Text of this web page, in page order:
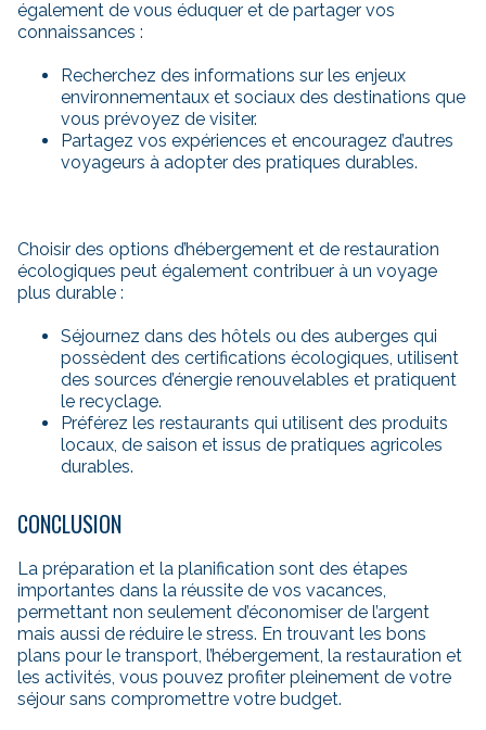
également de vous éduquer et de partager vos
connaissances :
Recherchez des informations sur les enjeux
environnementaux et sociaux des destinations que
vous prévoyez de visiter.
Partagez vos expériences et encouragez d’autres
voyageurs à adopter des pratiques durables.
Choisir des options d’hébergement et de restauration
écologiques peut également contribuer à un voyage
plus durable :
Séjournez dans des hôtels ou des auberges qui
possèdent des certifications écologiques, utilisent
des sources d’énergie renouvelables et pratiquent
le recyclage.
Préférez les restaurants qui utilisent des produits
locaux, de saison et issus de pratiques agricoles
durables.
CONCLUSION
La préparation et la planification sont des étapes
importantes dans la réussite de vos vacances,
permettant non seulement d’économiser de l’argent
mais aussi de réduire le stress. En trouvant les bons
plans pour le transport, l’hébergement, la restauration et
les activités, vous pouvez profiter pleinement de votre
séjour sans compromettre votre budget.